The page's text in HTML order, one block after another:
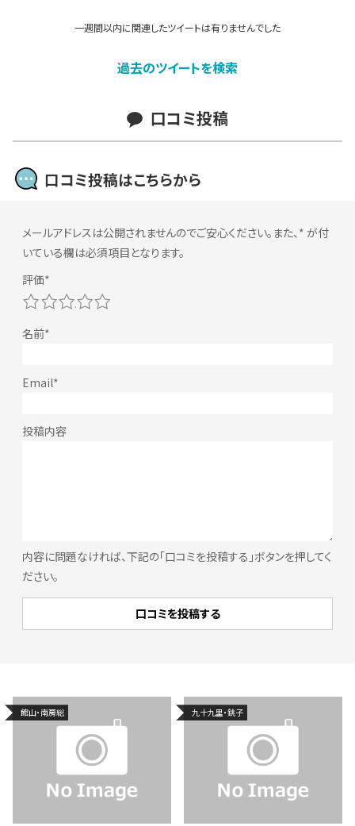
一週間以内に関連したツイートは有りませんでした
過去のツイートを検索
口コミ投稿
口コミ投稿はこちらから
メールアドレスは公開されませんのでご安心ください。また、 * が付
いている欄は必須項目となります。
内容に問題なければ、下記の「口コミを投稿する」ボタンを押してく
ださい。
5
4
3
2
館山・南房総 九十九里・銚子